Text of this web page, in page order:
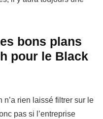
bons plans
pour le Black
n’a rien laissé filtrer sur le
pas si l’entreprise